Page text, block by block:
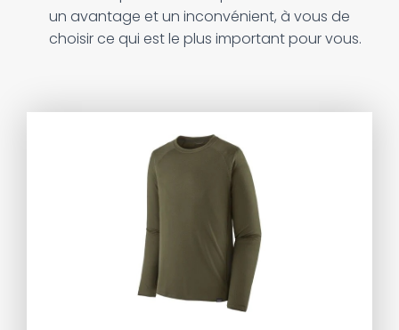
un avantage et un inconvénient, à vous de
choisir ce qui est le plus important pour vous.